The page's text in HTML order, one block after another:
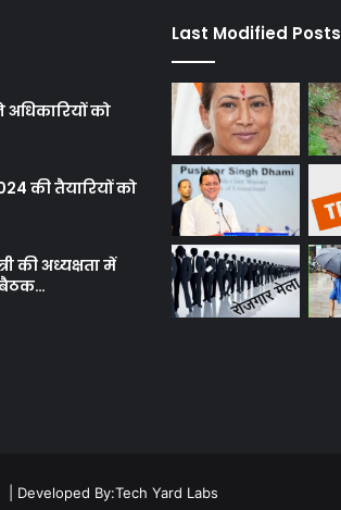
अधिकारियों को
की तैयारियों को
की अध्यक्षता में
बैठक…
Last Modified Posts
Developed By:Tech Yard Labs